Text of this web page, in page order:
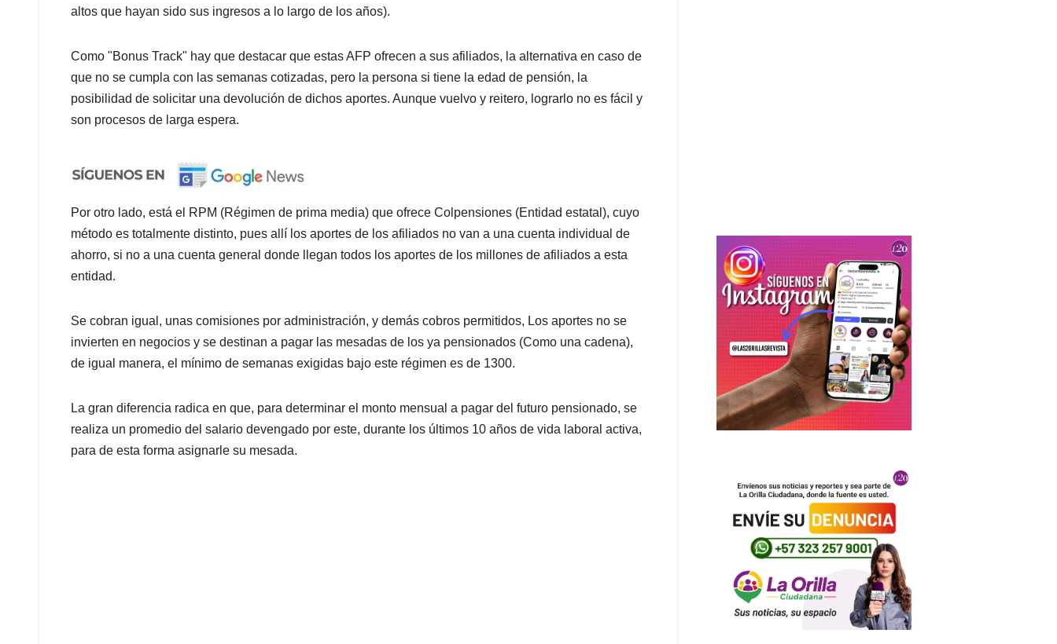
altos que hayan sido sus ingresos a lo largo de los años).
Como "Bonus Track" hay que destacar que estas AFP ofrecen a sus afiliados, la alternativa en caso de
que no se cumpla con las semanas cotizadas, pero la persona si tiene la edad de pensión, la
posibilidad de solicitar una devolución de dichos aportes. Aunque vuelvo y reitero, lograrlo no es fácil y
son procesos de larga espera.
Por otro lado, está el RPM (Régimen de prima media) que ofrece Colpensiones (Entidad estatal), cuyo
método es totalmente distinto, pues allí los aportes de los afiliados no van a una cuenta individual de
ahorro, si no a una cuenta general donde llegan todos los aportes de los millones de afiliados a esta
entidad.
Se cobran igual, unas comisiones por administración, y demás cobros permitidos, Los aportes no se
invierten en negocios y se destinan a pagar las mesadas de los ya pensionados (Como una cadena),
de igual manera, el mínimo de semanas exigidas bajo este régimen es de 1300.
La gran diferencia radica en que, para determinar el monto mensual a pagar del futuro pensionado, se
realiza un promedio del salario devengado por este, durante los últimos 10 años de vida laboral activa,
para de esta forma asignarle su mesada.